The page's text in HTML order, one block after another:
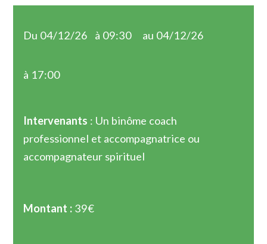
Du 04/12/26 à 09:30 au 04/12/26
à 17:00
Intervenants : Un binôme coach
professionnel et accompagnatrice ou
accompagnateur spirituel
Montant : 39€